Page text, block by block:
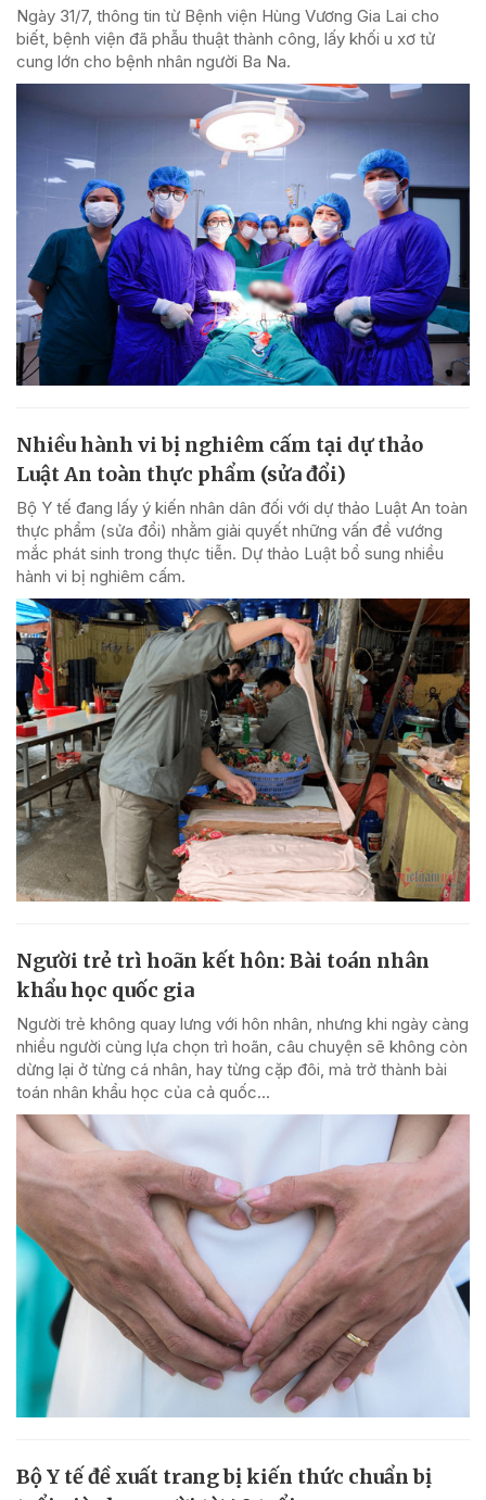
Ngày 31/7, thông tin từ Bệnh viện Hùng Vương Gia Lai cho
biết, bệnh viện đã phẫu thuật thành công, lấy khối u xơ tử
cung lớn cho bệnh nhân người Ba Na.
Nhiều hành vi bị nghiêm cấm tại dự thảo
Luật An toàn thực phẩm (sửa đổi)
Bộ Y tế đang lấy ý kiến nhân dân đối với dự thảo Luật An toàn
thực phẩm (sửa đổi) nhằm giải quyết những vấn đề vướng
mắc phát sinh trong thực tiễn. Dự thảo Luật bổ sung nhiều
hành vi bị nghiêm cấm.
Người trẻ trì hoãn kết hôn: Bài toán nhân
khẩu học quốc gia
Người trẻ không quay lưng với hôn nhân, nhưng khi ngày càng
nhiều người cùng lựa chọn trì hoãn, câu chuyện sẽ không còn
dừng lại ở từng cá nhân, hay từng cặp đôi, mà trở thành bài
toán nhân khẩu học của cả quốc...
Bộ Y tế đề xuất trang bị kiến thức chuẩn bị